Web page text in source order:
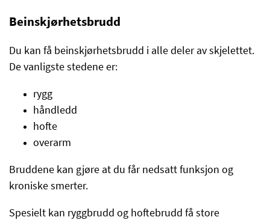
Beinskjørhetsbrudd
Du kan få beinskjørhetsbrudd i alle deler av skjelettet.
De vanligste stedene er:
rygg
håndledd
hofte
overarm
Bruddene kan gjøre at du får nedsatt funksjon og
kroniske smerter.
Spesielt kan ryggbrudd og hoftebrudd få store